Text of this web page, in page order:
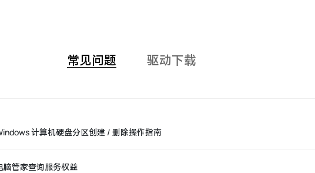
常见问题 驱动下载
计算机硬盘分区创建 / 删除操作指南
脑管家查询服务权益